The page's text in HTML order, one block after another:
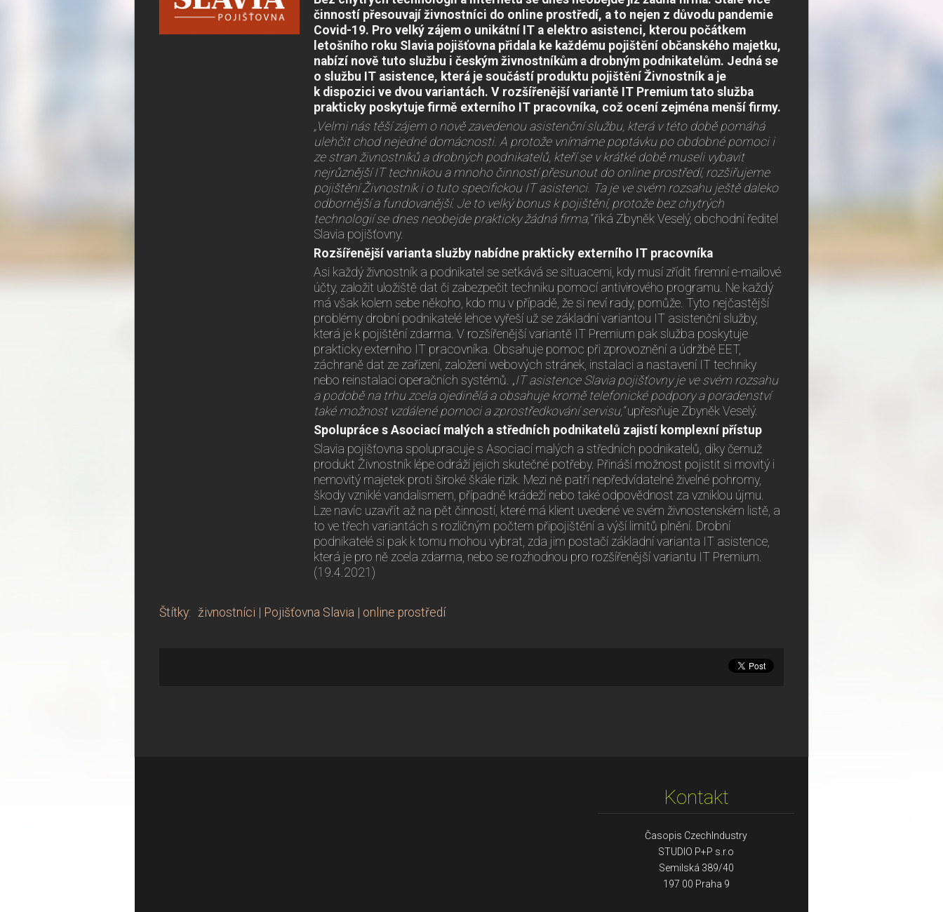
činností přesouvají živnostníci do online prostředí, a to nejen z důvodu pandemie
Covid-19. Pro velký zájem o unikátní IT a elektro asistenci, kterou počátkem
letošního roku Slavia pojišťovna přidala ke každému pojištění občanského majetku,
nabízí nově tuto službu i českým živnostníkům a drobným podnikatelům. Jedná se
o službu IT asistence, která je součástí produktu pojištění Živnostník a je
k dispozici ve dvou variantách. V rozšířenější variantě IT Premium tato služba
prakticky poskytuje firmě externího IT pracovníka, což ocení zejména menší firmy.
„Velmi nás těší zájem o nově zavedenou asistenční službu, která v této době pomáhá
ulehčit chod nejedné domácnosti. A protože vnímáme poptávku po obdobné pomoci i
ze stran živnostníků a drobných podnikatelů, kteří se v krátké době museli vybavit
nejrůznější IT technikou a mnoho činností přesunout do online prostředí, rozšiřujeme
pojištění Živnostník i o tuto specifickou IT asistenci. Ta je ve svém rozsahu ještě daleko
odbornější a fundovanější. Je to velký bonus k pojištění, protože bez chytrých
technologií se dnes neobejde prakticky žádná firma,“říká Zbyněk Veselý, obchodní ředitel
Slavia pojišťovny.
Rozšířenější varianta služby nabídne prakticky externího IT pracovníka
Asi každý živnostník a podnikatel se setkává se situacemi, kdy musí zřídit firemní e-mailové
účty, založit uložiště dat či zabezpečit techniku pomocí antivirového programu. Ne každý
má však kolem sebe někoho, kdo mu v případě, že si neví rady, pomůže. Tyto nejčastější
problémy drobní podnikatelé lehce vyřeší už se základní variantou IT asistenční služby,
která je k pojištění zdarma. V rozšířenější variantě IT Premium pak služba poskytuje
prakticky externího IT pracovníka. Obsahuje pomoc při zprovoznění a údržbě EET,
záchraně dat ze zařízení, založení webových stránek, instalaci a nastavení IT techniky
nebo reinstalaci operačních systémů. „IT asistence Slavia pojišťovny je ve svém rozsahu
a podobě na trhu zcela ojedinělá a obsahuje kromě telefonické podpory a poradenství
také možnost vzdálené pomoci a zprostředkování servisu,“upřesňuje Zbyněk Veselý.
Spolupráce s Asociací malých a středních podnikatelů zajistí komplexní přístup
Slavia pojišťovna spolupracuje s Asociací malých a středních podnikatelů, díky čemuž
produkt Živnostník lépe odráží jejich skutečné potřeby. Přináší možnost pojistit si movitý i
nemovitý majetek proti široké škále rizik. Mezi ně patří nepředvídatelné živelné pohromy,
škody vzniklé vandalismem, případně krádeží nebo také odpovědnost za vzniklou újmu.
Lze navíc uzavřít až na pět činností, které má klient uvedené ve svém živnostenském listě, a
to ve třech variantách s rozličným počtem připojištění a výší limitů plnění. Drobní
podnikatelé si pak k tomu mohou vybrat, zda jim postačí základní varianta IT asistence,
která je pro ně zcela zdarma, nebo se rozhodnou pro rozšířenější variantu IT Premium.
(19.4.2021)
Štítky: živnostníci Pojišťovna Slavia online prostředí
Kontakt
Časopis CzechIndustry
STUDIO P+P s.r.o
Semilská 389/40
197 00 Praha 9